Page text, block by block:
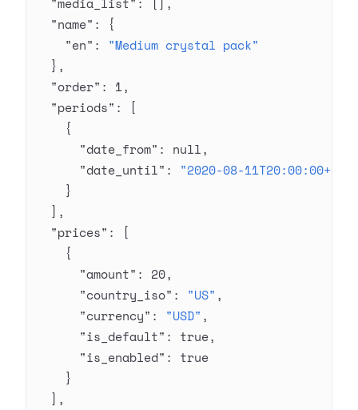
  "name"
: {
    "en"
: "Medium crystal pack"
  },
  "order"
: 1,
  "periods"
: [
    {
      "date_from"
: null,
      "date_until"
: "2020-08-
    }
  ],
  "prices"
: [
    {
      "amount"
: 20,
      "country_iso"
: "US" ,
      "currency"
: "USD" ,
      "is_default"
: true,
      "is_enabled"
: true
    }
  ],